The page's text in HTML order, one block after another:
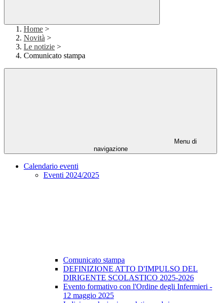
Home >
Novità >
Le notizie >
Comunicato stampa
Menu di
navigazione
Calendario eventi
Eventi 2024/2025
Comunicato stampa
DEFINIZIONE ATTO D'IMPULSO DEL
DIRIGENTE SCOLASTICO 2025-2026
Evento formativo con l'Ordine degli Infermieri -
12 maggio 2025